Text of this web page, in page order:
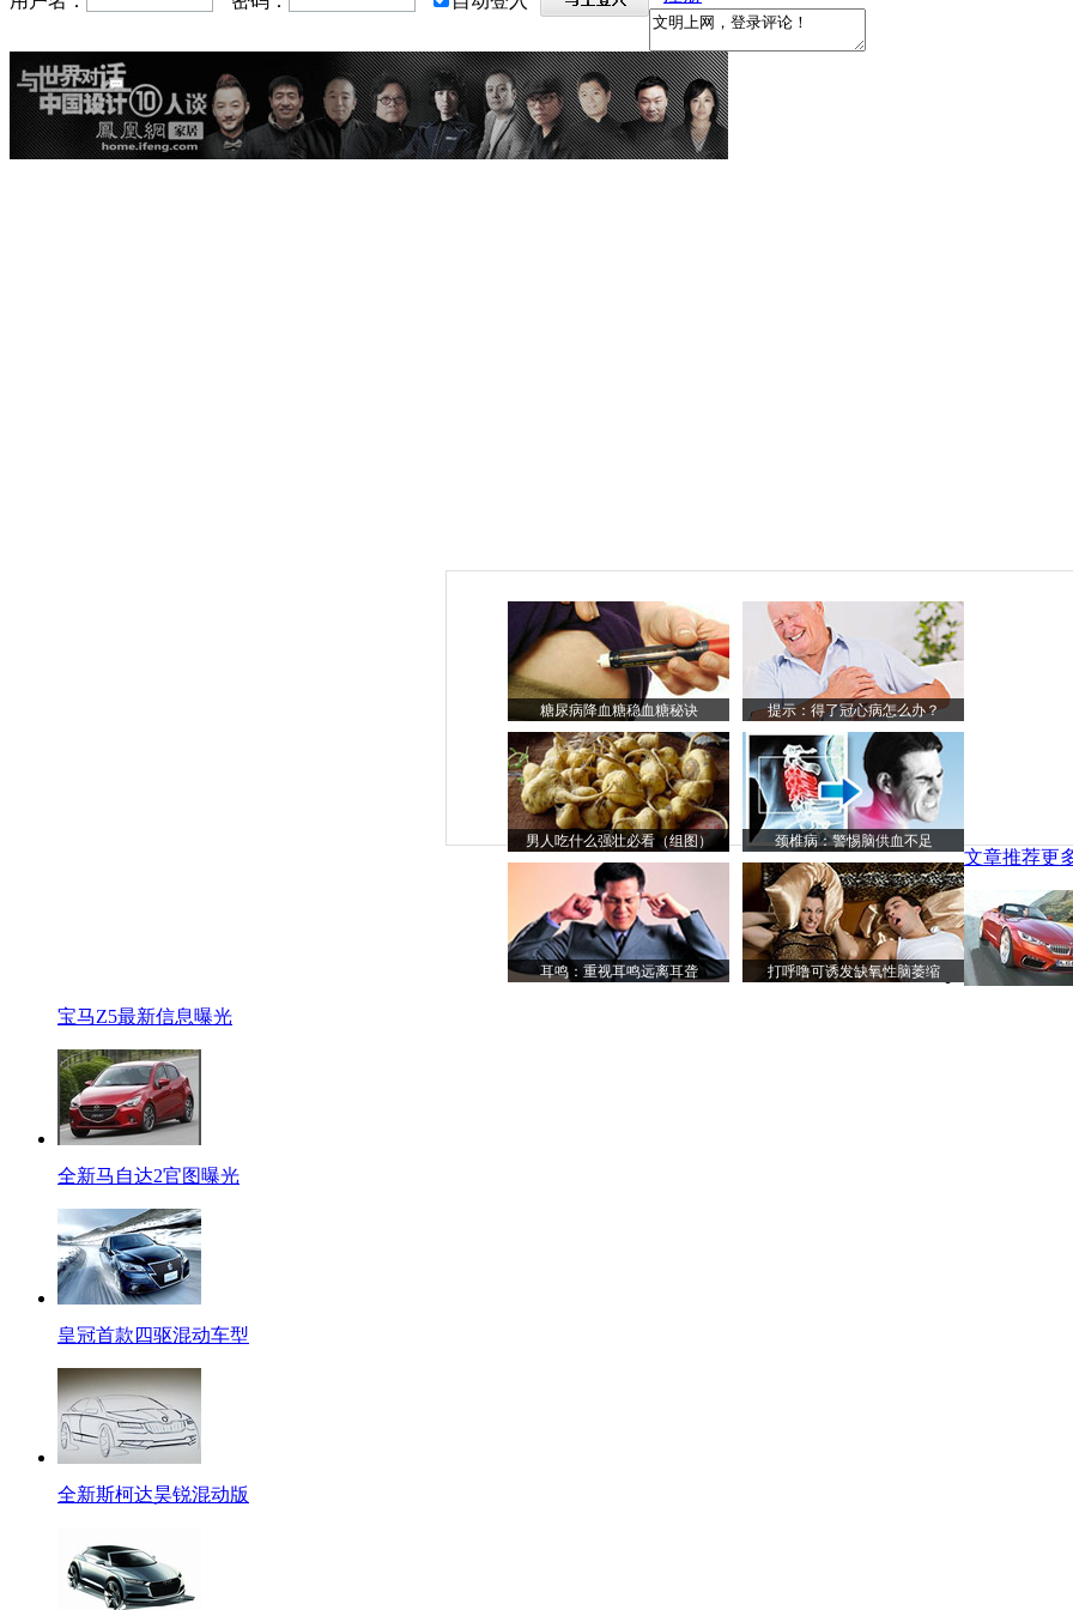
糖尿病降血糖稳血糖秘诀 提示：得了冠心病怎么办？
男人吃什么强壮必看（组图） 颈椎病：警惕脑供血不足
耳鸣：重视耳鸣远离耳聋 打呼噜可诱发缺氧性脑萎缩
文章推荐更
宝马Z5最新信息曝光
全新马自达2官图曝光
皇冠首款四驱混动车型
全新斯柯达昊锐混动版